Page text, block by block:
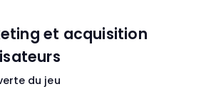
et acquisition
du jeu